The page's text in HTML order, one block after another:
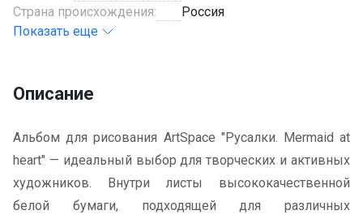
Страна происхождения:
Россия
Показать еще
Описание
Альбом для рисования ArtSpace "Русалки. Mermaid at
heart" — идеальный выбор для творческих и активных
художников. Внутри листы высококачественной
белой бумаги, подходящей для различных